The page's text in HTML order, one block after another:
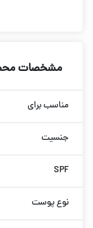
مشخصات
مناسب برای
جنسیت
SPF
نوع پوست